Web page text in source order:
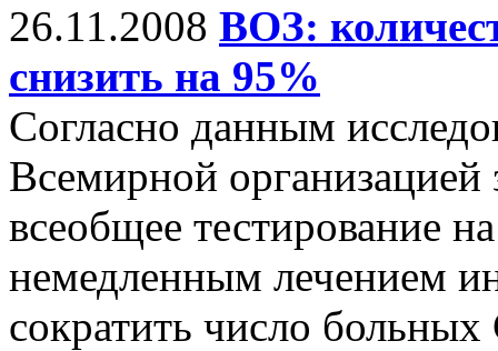
26.11.2008 ВОЗ:
снизить на 95%
Согласно данным
Всемирной
всеобщее тестирование
немедленным лечением
сократить число